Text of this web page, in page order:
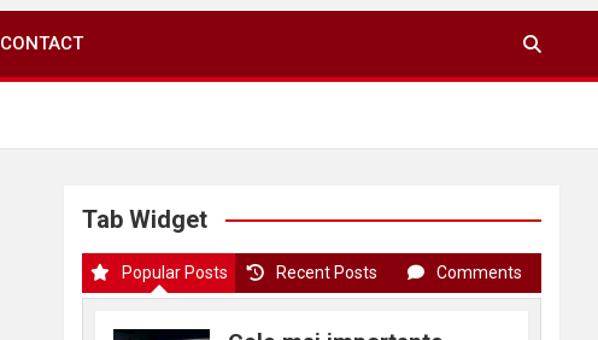
CONTACT
Tab Widget
Popular Posts Recent Posts Comments